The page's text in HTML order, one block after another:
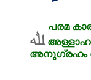
പരമ
ﷲ
അനുഗ്രഹം